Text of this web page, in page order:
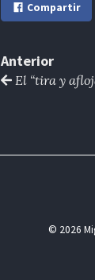
Compartir
Anterior
El “tira y
© 2026